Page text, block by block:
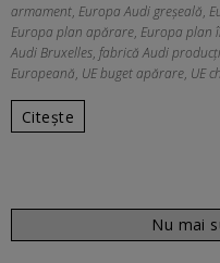
armament, Europa Audi greșeală,
Europa plan apărare, Europa plan
Audi Bruxelles, fabrică Audi
Europeană, UE buget apărare, UE
Citește
Nu mai